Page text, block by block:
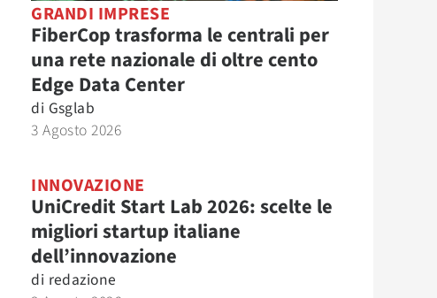
GRANDI IMPRESE
FiberCop trasforma le centrali per
una rete nazionale di oltre cento
Edge Data Center
di Gsglab
3 Agosto 2026
INNOVAZIONE
UniCredit Start Lab 2026: scelte le
migliori startup italiane
dell’innovazione
di redazione